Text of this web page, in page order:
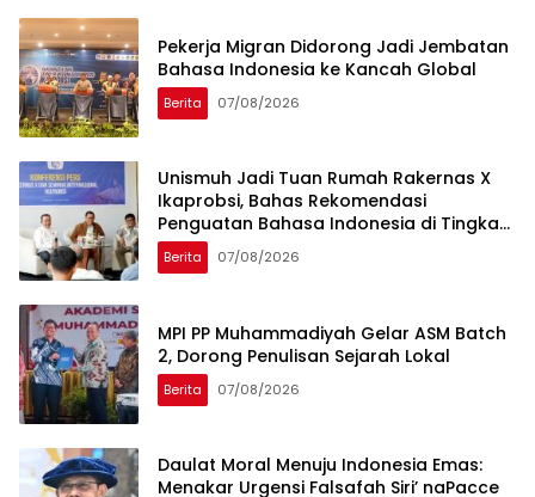
Pekerja Migran Didorong Jadi Jembatan
Bahasa Indonesia ke Kancah Global
Berita 07/08/2026
Unismuh Jadi Tuan Rumah Rakernas X
Ikaprobsi, Bahas Rekomendasi
Penguatan Bahasa Indonesia di Tingkat
Global
Berita 07/08/2026
MPI PP Muhammadiyah Gelar ASM Batch
2, Dorong Penulisan Sejarah Lokal
Berita 07/08/2026
Daulat Moral Menuju Indonesia Emas:
Menakar Urgensi Falsafah Siri’ naPacce